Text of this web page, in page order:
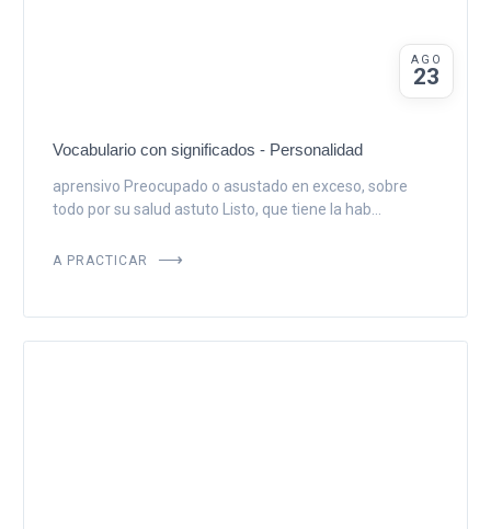
AGO
23
Vocabulario con significados - Personalidad
aprensivo Preocupado o asustado en exceso, sobre
todo por su salud astuto Listo, que tiene la hab...
A PRACTICAR